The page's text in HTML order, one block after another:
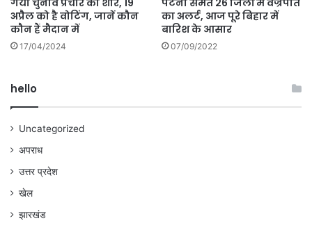
अप्रैल को है वोटिंग, जानें कौन
कौन हैं मैदान में
17/04/2024
का अलर्ट, आज पूरे बिहार में
बारिश के आसार
07/09/2022
hello
Uncategorized
अपराध
उत्तर प्रदेश
खेल
झारखंड